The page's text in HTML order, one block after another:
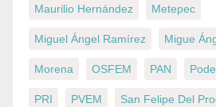
Maurilio Hernández Metepec
Miguel Ángel Ramírez Migue
Morena OSFEM PAN
PRI PVEM San Felipe Del